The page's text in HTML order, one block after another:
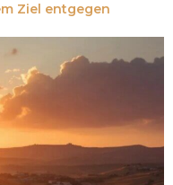
Ziel entgegen